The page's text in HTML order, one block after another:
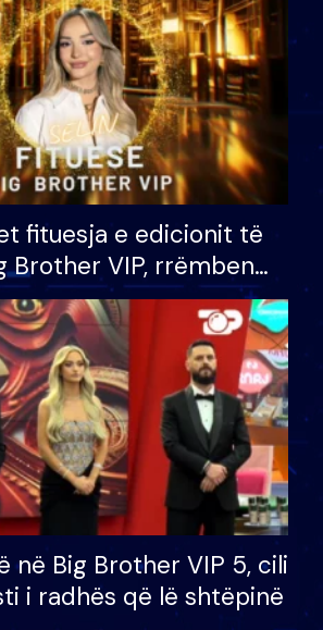
fituesja e edicionit të
Brother VIP, rrëmben
prej 100 mijë eurosh
në Big Brother VIP 5, cili
i radhës që lë shtëpinë